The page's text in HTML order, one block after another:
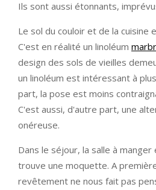
Ils sont aussi étonnants,
Le sol du couloir et de la cuisine
C'est en réalité un linoléum
design des sols de vieilles
un linoléum est intéressant à
part, la pose est moins
C'est aussi, d'autre part, une
onéreuse.
Dans le séjour, la salle à manger
trouve une moquette. A
revêtement ne nous fait pas